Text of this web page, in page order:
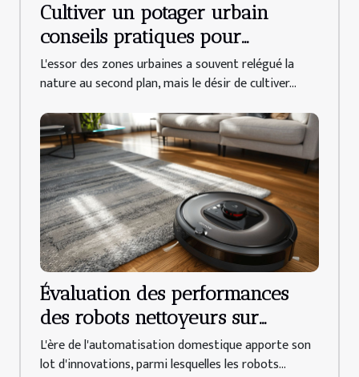
Cultiver un potager urbain
conseils pratiques pour
démarrer dans un espace réduit
L'essor des zones urbaines a souvent relégué la
nature au second plan, mais le désir de cultiver...
Évaluation des performances
des robots nettoyeurs sur
différents types de sols
L'ère de l'automatisation domestique apporte son
lot d'innovations, parmi lesquelles les robots...